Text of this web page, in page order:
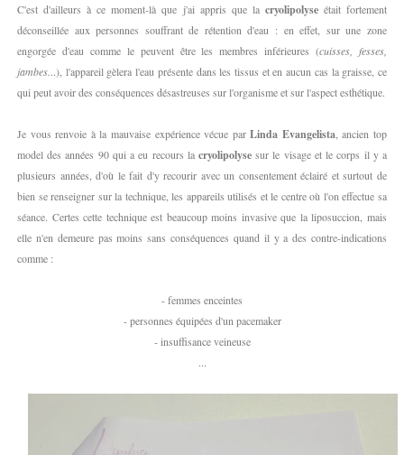
C'est d'ailleurs à ce moment-là que j'ai appris que la cryolipolyseétait fortement
déconseillée aux personnes souffrant de rétention d'eau : en effet, sur une zone
engorgée d'eau comme le peuvent être les membres inférieures (cuisses, fesses,
jambes. ..), l'appareil gèlera l'eau présente dans les tissus et en aucun cas la graisse, ce
qui peut avoir des conséquences désastreuses sur l'organisme et sur l'aspect esthétique.
Je vous renvoie à la mauvaise expérience vécue parLinda Evangelista , ancien top
model des années 90 qui a eu recours lacryolipolysesur le visage et le corps il y a
plusieurs années, d'où le fait d'y recourir avec un consentement éclairé et surtout de
bien se renseigner sur la technique, les appareils utilisés et le centre où l'on effectue sa
séance. Certes cette technique est beaucoup moins invasive que la liposuccion, mais
elle n'en demeure pas moins sans conséquences quand il y a des contre-indications
comme :
- femmes enceintes
- personnes équipées d'un pacemaker
- insuffisance veineuse
...